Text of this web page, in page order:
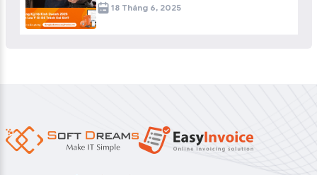
18 Tháng 6, 2025